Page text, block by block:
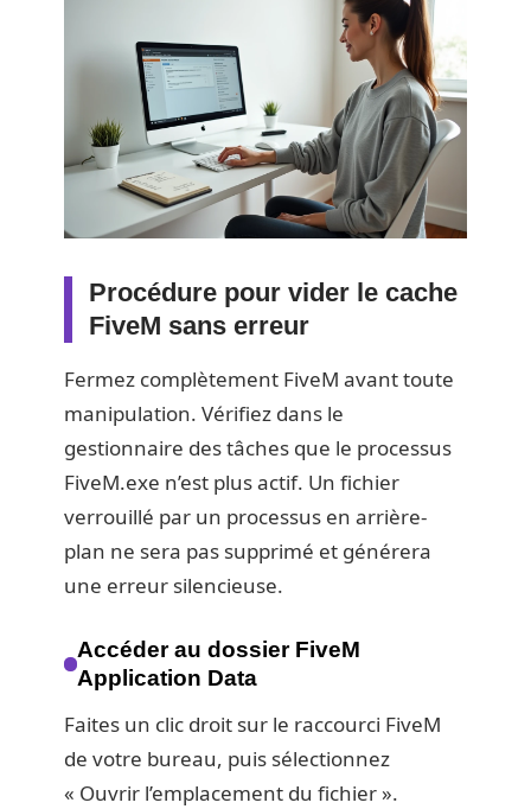
Procédure pour vider le cache
FiveM sans erreur
Fermez complètement FiveM avant toute
manipulation. Vérifiez dans le
gestionnaire des tâches que le processus
FiveM.exe n’est plus actif. Un fichier
verrouillé par un processus en arrière-
plan ne sera pas supprimé et générera
une erreur silencieuse.
Accéder au dossier FiveM
Application Data
Faites un clic droit sur le raccourci FiveM
de votre bureau, puis sélectionnez
« Ouvrir l’emplacement du fichier ».